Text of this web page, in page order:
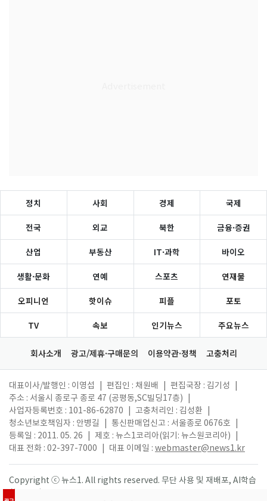
정치 사회 경제 국제
전국 외교 북한 금융·증권
산업 부동산 IT·과학 바이오
생활·문화 연예 스포츠 연재물
오피니언 핫이슈 피플 포토
TV 속보 인기뉴스 주요뉴스
회사소개 광고/제휴·구매문의 이용약관·정책 고충처리
대표이사/발행인 : 이영섭 편집인 : 채원배 편집국장 : 김기성
주소 : 서울시 종로구 종로 47 (공평동,SC빌딩17층)
사업자등록번호 : 101-86-62870
고충처리인 : 김성환
청소년보호책임자 : 안병길
통신판매업신고 : 서울종로 0676호
등록일 : 2011. 05. 26
제호 : 뉴스1코리아(읽기: 뉴스원코리아)
대표 전화 : 02-397-7000
대표 이메일 : webmaster@news1.kr
Copyright ⓒ 뉴스1. All rights reserved. 무단 사용 및 재배포, AI학습